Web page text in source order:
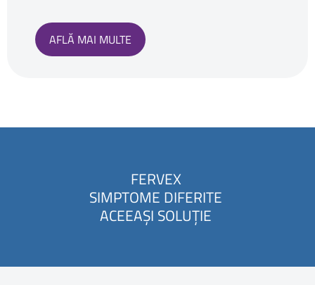
AFLĂ MAI MULTE
FERVEX
SIMPTOME DIFERITE
ACEEAȘI SOLUȚIE